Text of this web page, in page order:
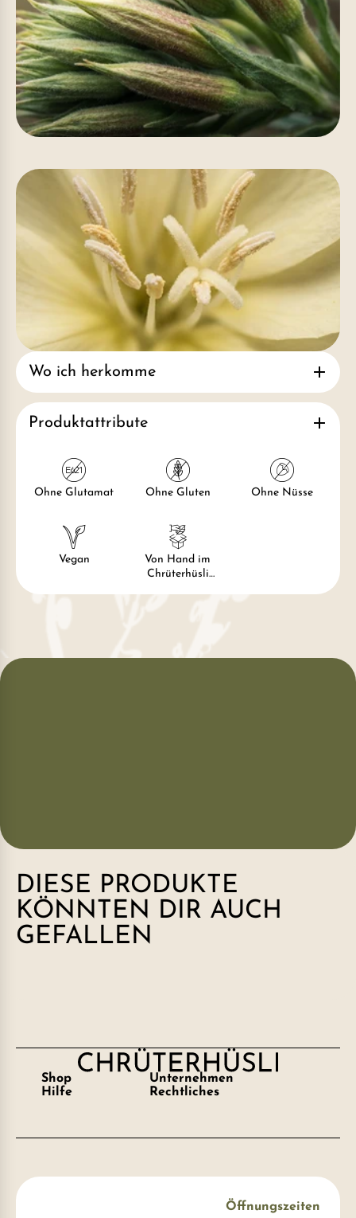
Wo ich herkomme
Produktattribute
Ohne Glutamat Ohne Gluten Ohne Nüsse
Vegan
Von Hand im
Chrüterhüsli
DIESE PRODUKTE
KÖNNTEN DIR AUCH
GEFALLEN
Shop
Unternehmen
Hilfe
Rechtliches
Öffnungszeiten